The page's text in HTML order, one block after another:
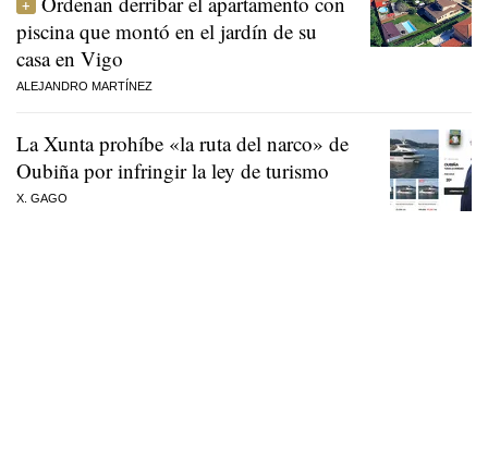
piscina que montó en el jardín de su
casa en Vigo
ALEJANDRO MARTÍNEZ
La Xunta prohíbe «la ruta del narco» de
Oubiña por infringir la ley de turismo
X. GAGO